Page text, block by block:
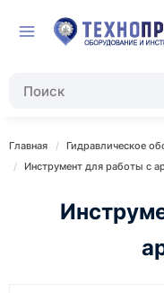
Главная
Гидравлическое
Инструмент для работы с